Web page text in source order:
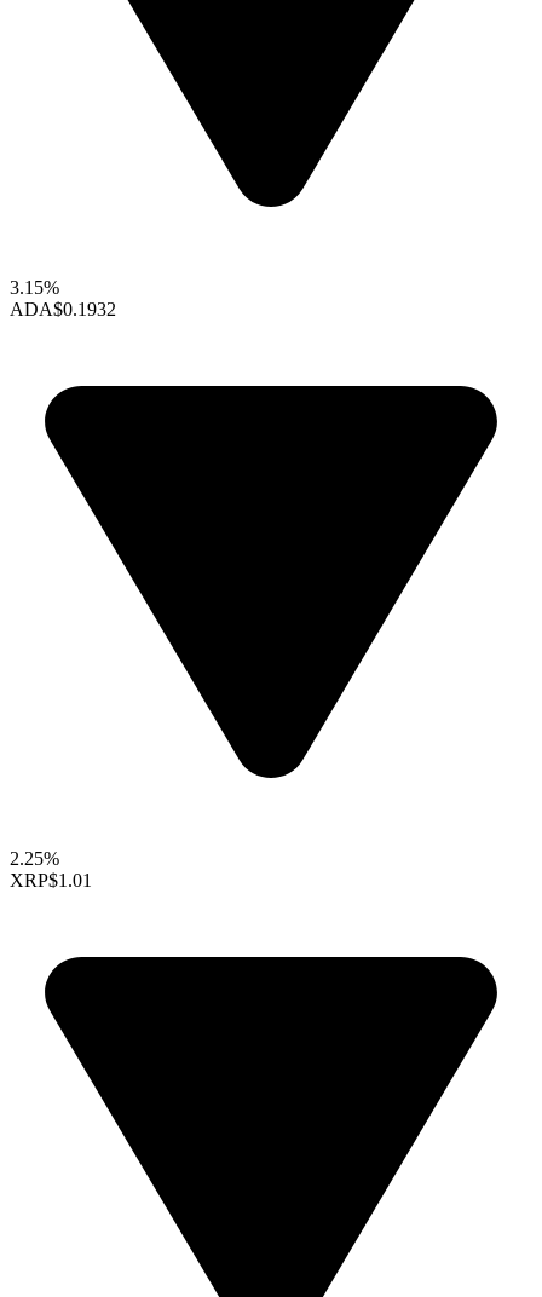
3.15%
ADA$0.1932
2.25%
XRP$1.01